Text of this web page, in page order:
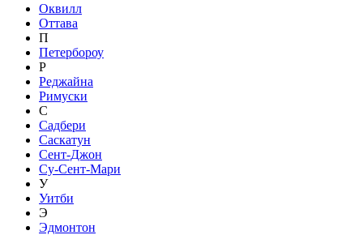
Оквилл
Оттава
П
Петербороу
Р
Реджайна
Римуски
С
Садбери
Саскатун
Сент-Джон
Су-Сент-Мари
У
Уитби
Э
Эдмонтон